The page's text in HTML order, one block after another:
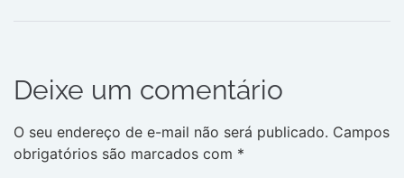
Deixe um comentário
O seu endereço de e-mail não será publicado. Campos
obrigatórios são marcados com *